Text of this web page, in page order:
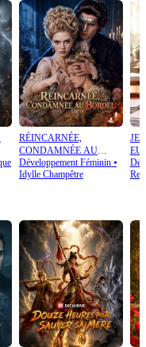
RÉINCARNÉE,
CONDAMNÉE AU
BORDEL
Développement Féminin⦁
Idylle Champêtre
JE